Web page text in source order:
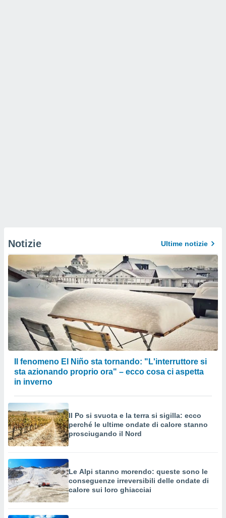
Notizie Ultime notizie
Il fenomeno El Niño sta tornando: "L'interruttore si
sta azionando proprio ora" – ecco cosa ci aspetta
in inverno
Il Po si svuota e la terra si sigilla: ecco
perché le ultime ondate di calore stanno
prosciugando il Nord
Le Alpi stanno morendo: queste sono le
conseguenze irreversibili delle ondate di
calore sui loro ghiacciai